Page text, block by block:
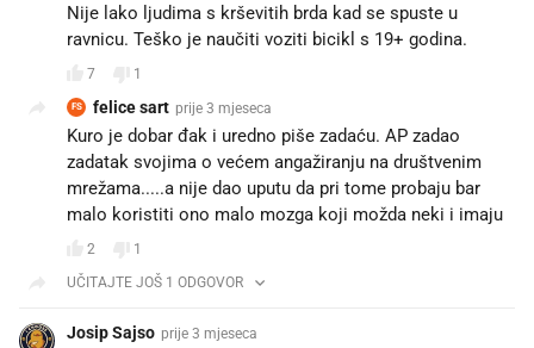
Nije lako ljudima s krševitih brda kad se spuste u
ravnicu. Teško je naučiti voziti bicikl s 19+ godina.
7 1
FS felice sart prije 3 mjeseca
Kuro je dobar đak i uredno piše zadaću. AP zadao
zadatak svojima o većem angažiranju na društvenim
mrežama.....a nije dao uputu da pri tome probaju bar
malo koristiti ono malo mozga koji možda neki i imaju
2
1
UČITAJTE JOŠ 1 ODGOVOR
Josip Sajso prije 3 mjeseca